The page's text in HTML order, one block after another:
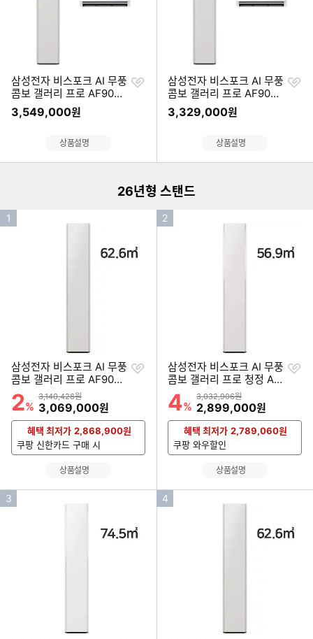
삼성전자 비스포크 AI 무풍
콤보 갤러리 프로 AF90H1
9D24SRS (공식인증 설
치)
3,549,000원
찜
상품설명
삼성전자 비스포크 AI 무풍
콤보 갤러리 프로 AF90H1
7D24SRS (공식인증 설
치)
3,329,000원
찜
상품설명
26년형 스탠드
인1
삼성전자 비스포크 AI 무풍
콤보 갤러리 프로 AF90H1
9D27SS (공식인증 설치)
할인률
2%
상품금액
3,140,428원
할인금액
3,069,000원
찜
혜택 최저가 2,868,900원
쿠팡 신한카드 구매 시
상품설명
인
2
삼성전자 비스포크 AI 무풍
콤보 갤러리 프로 청정 AF
90H17D38ES (공식인증
설치)
할인률
4%
상품금액
3,032,906원
할인금액
2,899,000원
찜
혜택 최저가 2,789,060원
쿠팡 와우할인
상품설명
인
3
인
4